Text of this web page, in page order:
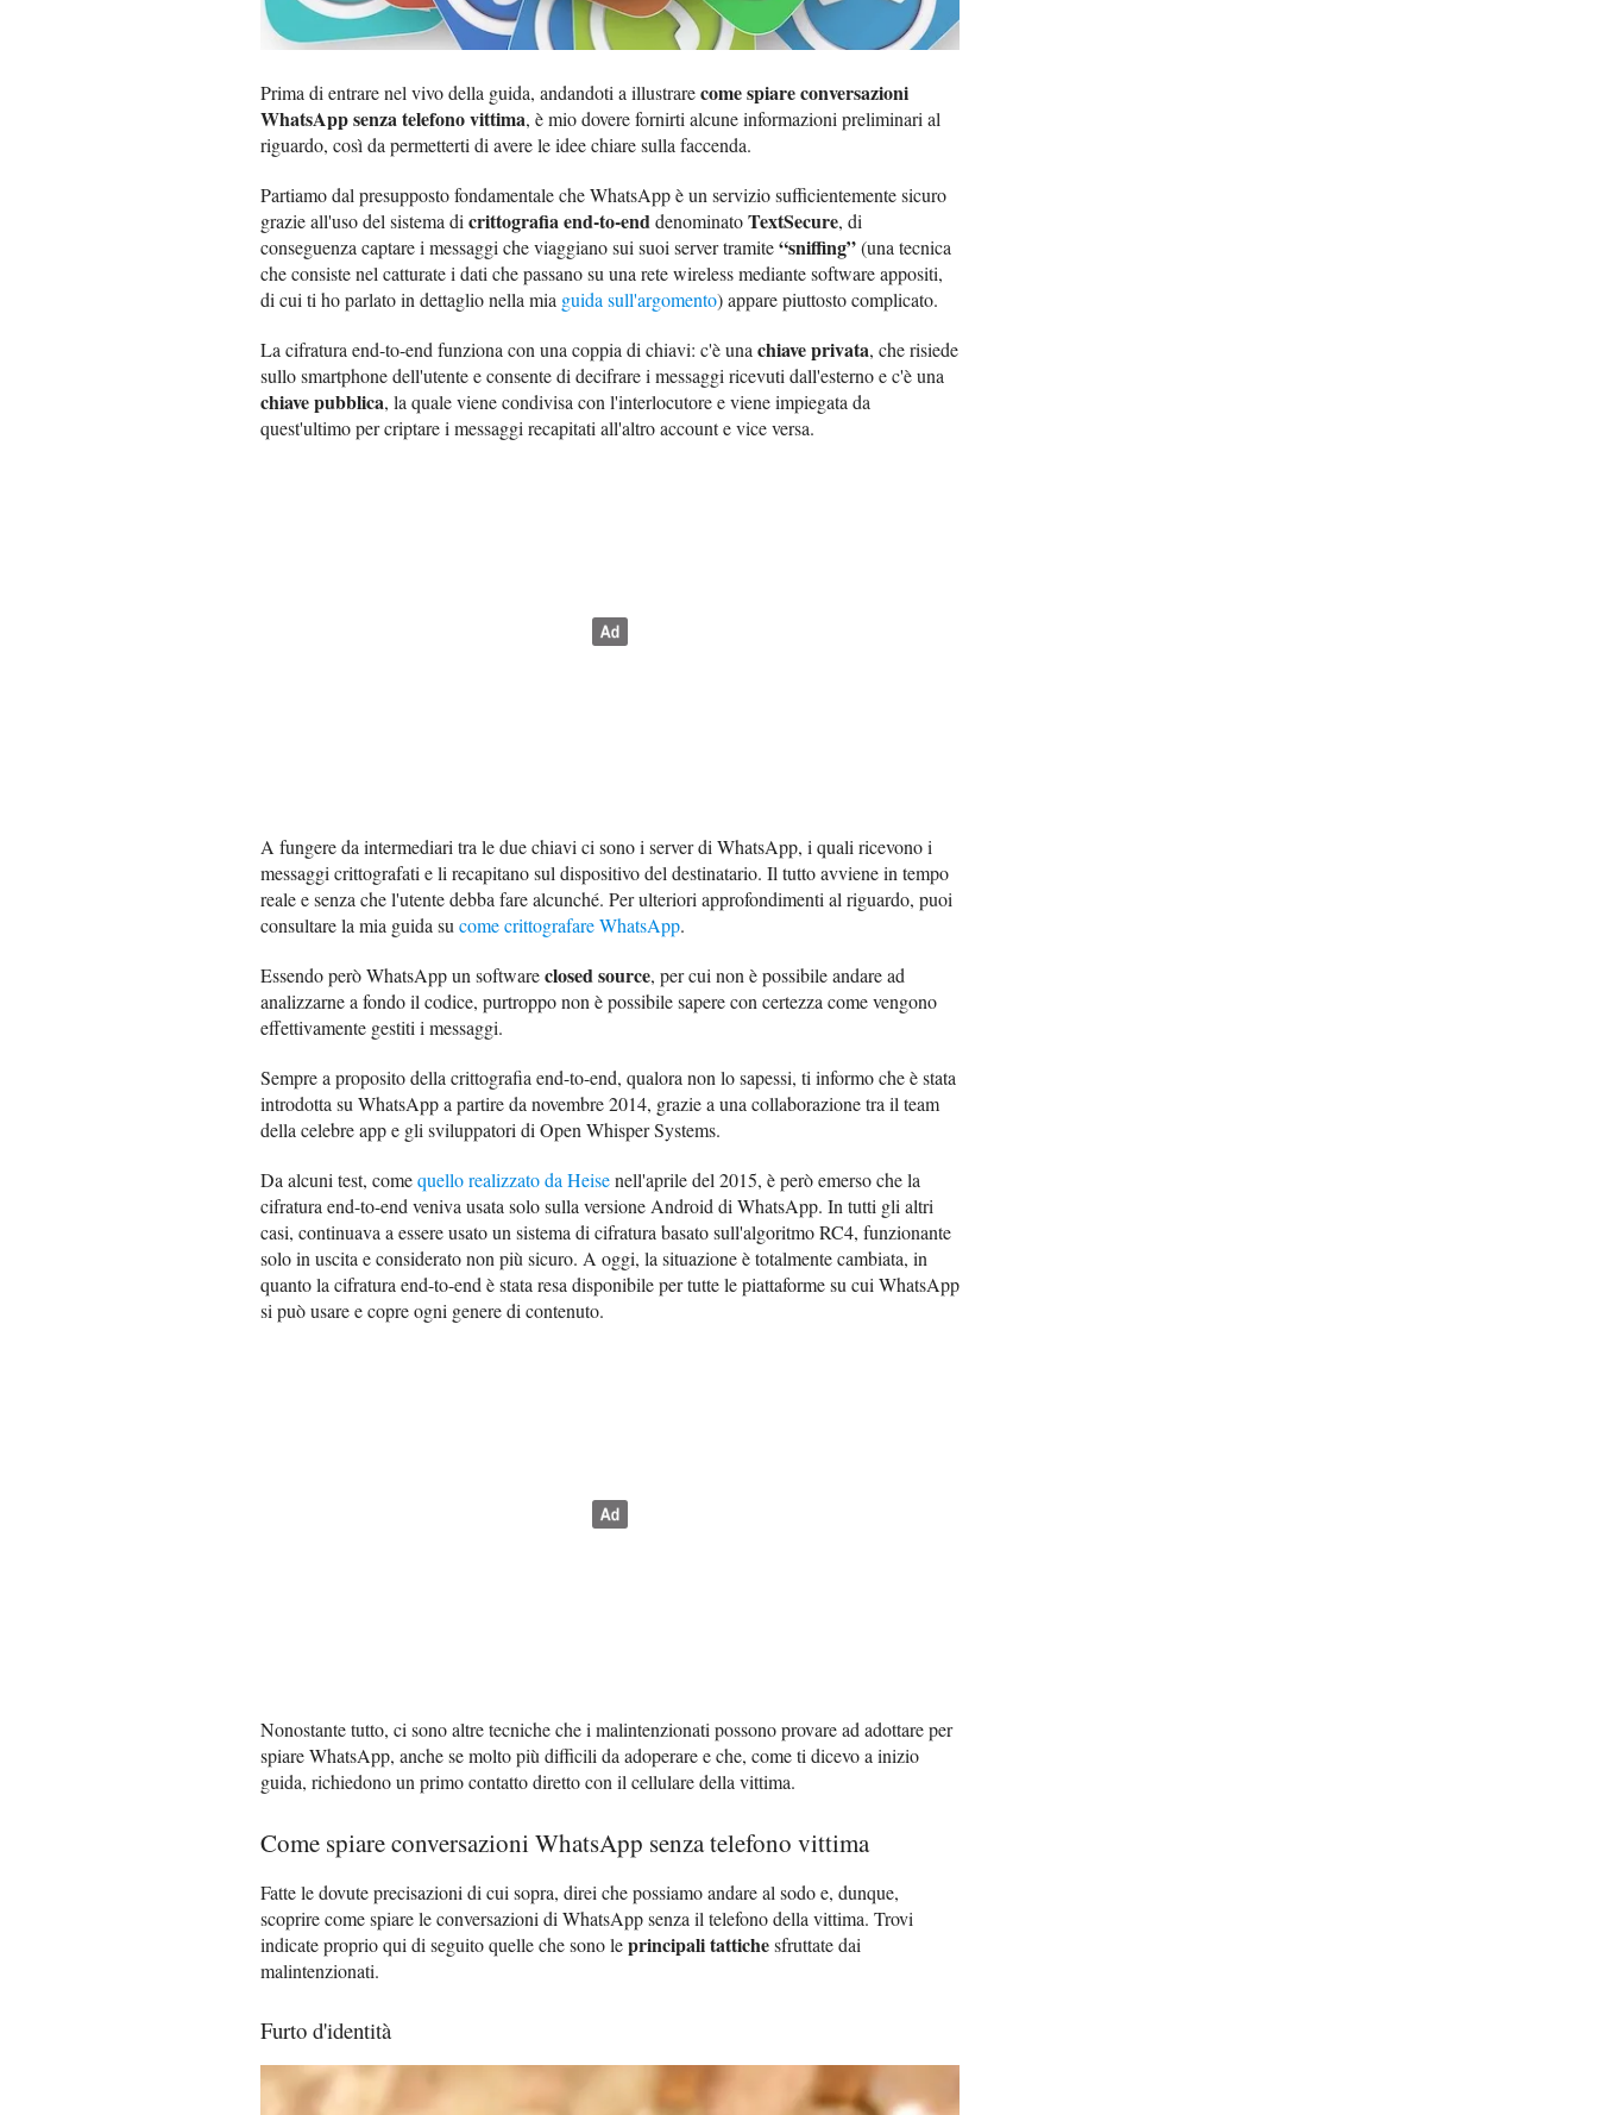
Prima di entrare nel vivo della guida, andandoti a illustrarecome spiare conversazioni
WhatsApp senza telefono vittima, è mio dovere fornirti alcune informazioni preliminari al
riguardo, così da permetterti di avere le idee chiare sulla faccenda.
Partiamo dal presupposto fondamentale che WhatsApp è un servizio sufficientemente sicuro
grazie all'uso del sistema dicrittografia end-to-enddenominatoTextSecure, di
conseguenza captare i messaggi che viaggiano sui suoi server tramite“sniffing”(una tecnica
che consiste nel catturate i dati che passano su una rete wireless mediante software appositi,
di cui ti ho parlato in dettaglio nella mia guida sull'argomento) appare piuttosto complicato.
La cifratura end-to-end funziona con una coppia di chiavi: c'è unachiave privata, che risiede
sullo smartphone dell'utente e consente di decifrare i messaggi ricevuti dall'esterno e c'è una
chiave pubblica, la quale viene condivisa con l'interlocutore e viene impiegata da
quest'ultimo per criptare i messaggi recapitati all'altro account e vice versa.
A fungere da intermediari tra le due chiavi ci sono i server di WhatsApp, i quali ricevono i
messaggi crittografati e li recapitano sul dispositivo del destinatario. Il tutto avviene in tempo
reale e senza che l'utente debba fare alcunché. Per ulteriori approfondimenti al riguardo, puoi
consultare la mia guida sucome crittografare WhatsApp.
Essendo però WhatsApp un softwareclosed source, per cui non è possibile andare ad
analizzarne a fondo il codice, purtroppo non è possibile sapere con certezza come vengono
effettivamente gestiti i messaggi.
Sempre a proposito della crittografia end-to-end, qualora non lo sapessi, ti informo che è stata
introdotta su WhatsApp a partire da novembre 2014, grazie a una collaborazione tra il team
della celebre app e gli sviluppatori di Open Whisper Systems.
Da alcuni test, comequello realizzato da Heisenell'aprile del 2015, è però emerso che la
cifratura end-to-end veniva usata solo sulla versione Android di WhatsApp. In tutti gli altri
casi, continuava a essere usato un sistema di cifratura basato sull'algoritmo RC4, funzionante
solo in uscita e considerato non più sicuro. A oggi, la situazione è totalmente cambiata, in
quanto la cifratura end-to-end è stata resa disponibile per tutte le piattaforme su cui WhatsApp
si può usare e copre ogni genere di contenuto.
Nonostante tutto, ci sono altre tecniche che i malintenzionati possono provare ad adottare per
spiare WhatsApp, anche se molto più difficili da adoperare e che, come ti dicevo a inizio
guida, richiedono un primo contatto diretto con il cellulare della vittima.
Come spiare conversazioni WhatsApp senza telefono vittima
Fatte le dovute precisazioni di cui sopra, direi che possiamo andare al sodo e, dunque,
scoprire come spiare le conversazioni di WhatsApp senza il telefono della vittima. Trovi
indicate proprio qui di seguito quelle che sono leprincipali tattichesfruttate dai
malintenzionati.
Furto d'identità